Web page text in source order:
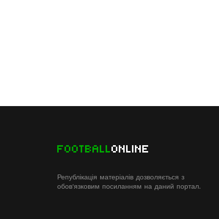
FOOTBALLONLINE
Републікація матеріалів дозволяється з
обов'язковим посиланням на даний портал.